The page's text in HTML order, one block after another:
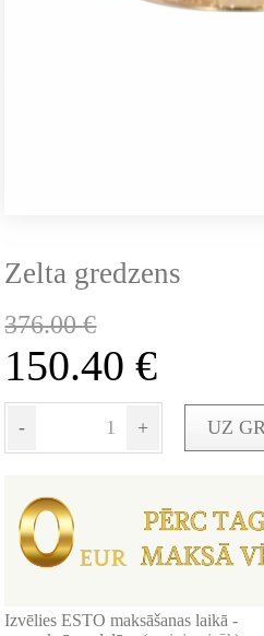
Zelta gredzens
376.00€
150.40€
- + UZ
Izvēlies ESTO maksāšanas laikā -